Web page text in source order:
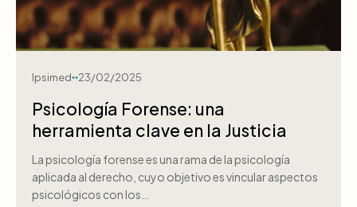
Ipsimed 23/02/2025
Psicología Forense: una
herramienta clave en la Justicia
La psicología forense es una rama de la psicología
aplicada al derecho, cuyo objetivo es vincular aspectos
psicológicos con los…